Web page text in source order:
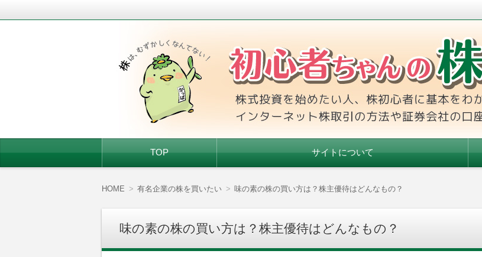
初心者ちゃんの株手帳
株式投資を始めたい人、株初心者に基本をわかりやすく解説！インターネット株取引の方法
ン
TOP サイトについて
HOME 有名企業の株を買いたい 味の素の株の買い方は？株主優待はどんなもの？
味の素の株の買い方は？株主優待はどんなもの？